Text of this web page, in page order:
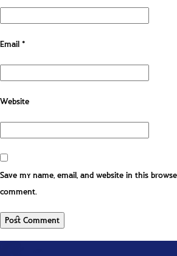
Email*
Website
Save my name, email, and website in this
comment.